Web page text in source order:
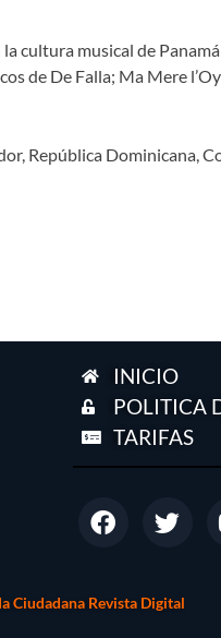
cultura musical de
de De Falla; Ma Mere
República Dominicana,
INICIO
POLITICA
TARIFAS
Ciudadana Revista Digital